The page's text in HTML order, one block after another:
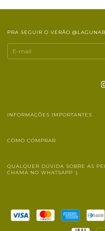
PRA SEGUIR O VERÃO
INFORMAÇÕES IMPORTANTES
COMO COMPRAR
QUALQUER DÚVIDA SOBRE AS
CHAMA NO WHATSAPP :)